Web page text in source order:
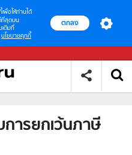
เพื่อให้ท่านได้
ที่สุดบน
เติมที่
นโยบายคุกกี้
ตกลง
ารยกเว้นภาษี